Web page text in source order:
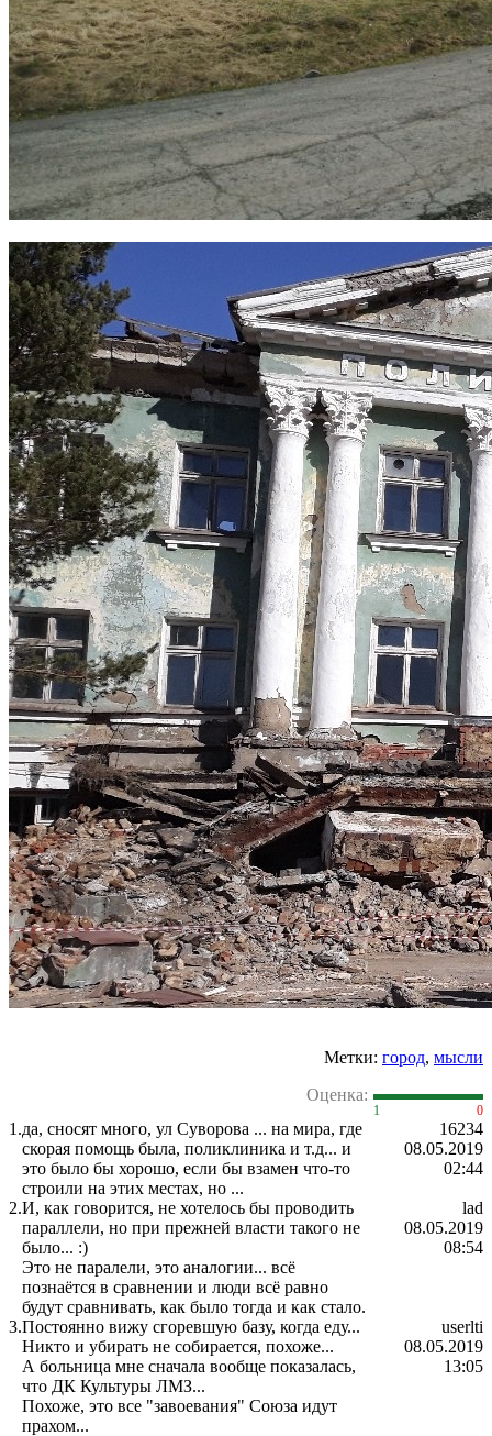
Метки: город, мысли
Оценка:
1 0
1.да, сносят много, ул Суворова ... на мира, где
скорая помощь была, поликлиника и т.д... и
это было бы хорошо, если бы взамен что-то
строили на этих местах, но ...
16234
08.05.2019
02:44
2.И, как говорится, не хотелось бы проводить
параллели, но при прежней власти такого не
было... :)
Это не паралели, это аналогии... всё
познаётся в сравнении и люди всё равно
будут сравнивать, как было тогда и как стало.
lad
08.05.2019
08:54
3.Постоянно вижу сгоревшую базу, когда еду...
Никто и убирать не собирается, похоже...
А больница мне сначала вообще показалась,
что ДК Культуры ЛМЗ...
Похоже, это все "завоевания" Союза идут
прахом...
userlti
08.05.2019
13:05